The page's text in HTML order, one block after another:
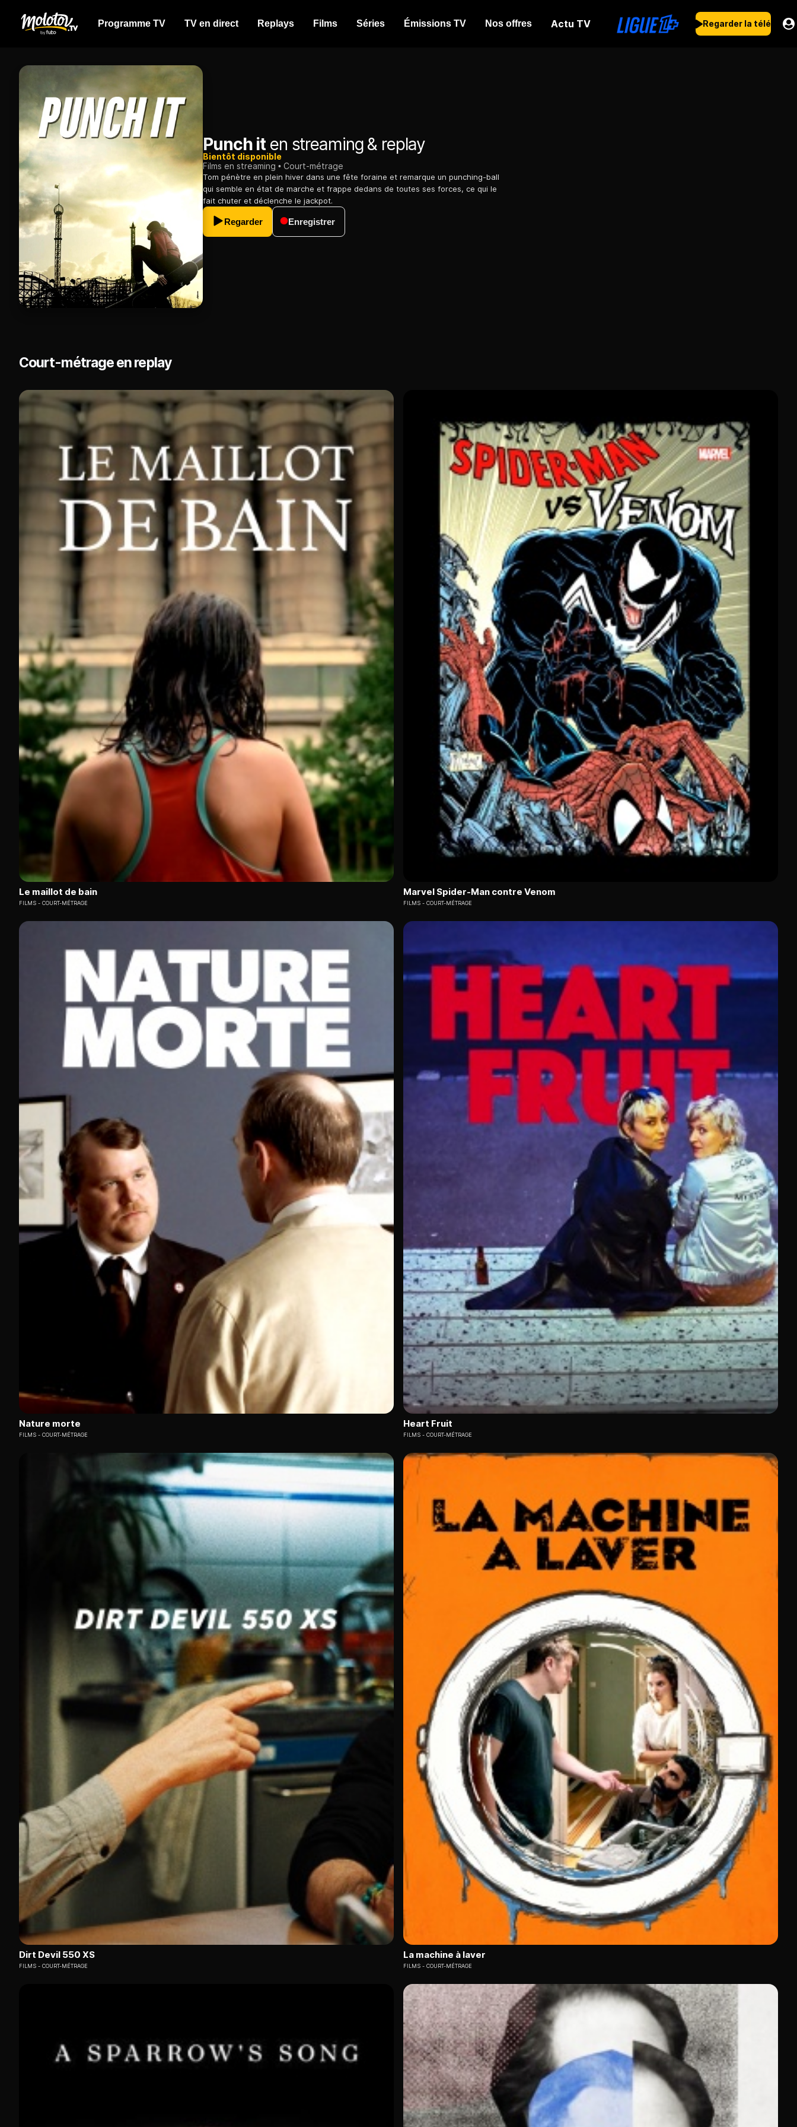
Programme TV TV en direct Replays Films Séries Émissions TV Nos offres Actu TV Regarder la télé
Punch iten streaming & replay
Bientôt disponible
Films en streaming
Court-métrage
Tom pénètre en plein hiver dans une fête foraine et remarque un punching-ball
qui semble en état de marche et frappe dedans de toutes ses forces, ce qui le
fait chuter et déclenche le jackpot.
Regarder Enregistrer
Court-métrage en replay
Le maillot de bain
FILMS COURT-MÉTRAGE
Marvel Spider-Man contre Venom
FILMS COURT-MÉTRAGE
Nature morte
FILMS COURT-MÉTRAGE
Heart Fruit
FILMS COURT-MÉTRAGE
Dirt Devil 550 XS
FILMS COURT-MÉTRAGE
La machine à laver
FILMS COURT-MÉTRAGE